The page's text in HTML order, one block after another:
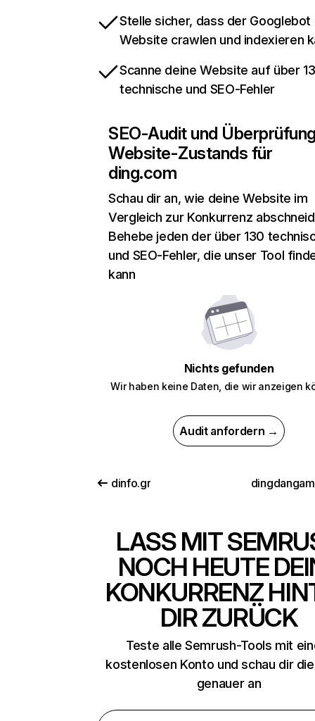
Stelle sicher, dass der Googlebot
Website crawlen und indexieren
Scanne deine Website auf über
technische und SEO-Fehler
SEO-Audit und
Website-Zustands für
ding.com
Schau dir an, wie deine Website im
Vergleich zur Konkurrenz
Behebe jeden der über 130
und SEO-Fehler, die unser Tool
kann
Nichts gefunden
Wir haben keine Daten, die wir anzeigen
Audit anfordern →
dinfo.gr
LASS MIT
NOCH HEUTE
KONKURRENZ
DIR ZURÜCK
Teste alle Semrush-Tools mit
kostenlosen Konto und schau dir
genauer an